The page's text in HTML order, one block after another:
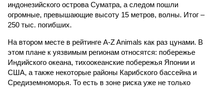
индонезийского острова Суматра, а следом пошли
огромные, превышающие высоту 15 метров, волны. Итог –
250 тыс. погибших.
На втором месте в рейтинге A-Z Animals как раз цунами. В
этом плане к уязвимым регионам относятся: побережье
Индийского океана, тихо­океанские побережья Японии и
США, а также некоторые районы Карибского бассейна и
Средиземноморья. То есть в зоне риска уже не только